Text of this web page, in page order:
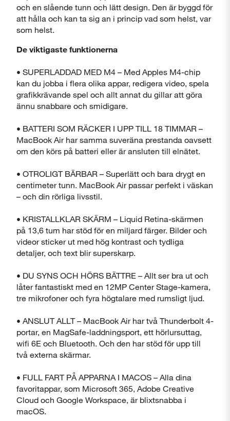
och en slående tunn och lätt design. Den är byggd för
att hålla och kan ta sig an i princip vad som helst, var
som helst.
De viktigaste funktionerna
• SUPERLADDAD MED M4 – Med Apples M4-chip
kan du jobba i flera olika appar, redigera video, spela
grafikkrävande spel och allt annat du gillar att göra
ännu snabbare och smidigare.
• BATTERI SOM RÄCKER I UPP TILL 18 TIMMAR –
MacBook Air har samma suveräna prestanda oavsett
om den körs på batteri eller är ansluten till elnätet.
• OTROLIGT BÄRBAR – Superlätt och bara drygt en
centimeter tunn. MacBook Air passar perfekt i väskan
– och din rörliga livsstil.
• KRISTALLKLAR SKÄRM – Liquid Retina-skärmen
på 13,6 tum har stöd för en miljard färger. Bilder och
videor sticker ut med hög kontrast och tydliga
detaljer, och text blir superskarp.
• DU SYNS OCH HÖRS BÄTTRE – Allt ser bra ut och
låter fantastiskt med en 12MP Center Stage-kamera,
tre mikrofoner och fyra högtalare med rumsligt ljud.
• ANSLUT ALLT – MacBook Air har två Thunderbolt 4-
portar, en MagSafe-laddningsport, ett hörlursuttag,
wifi 6E och Bluetooth. Och den har stöd för upp till
två externa skärmar.
• FULL FART PÅ APPARNA I MACOS – Alla dina
favoritappar, som Microsoft 365, Adobe Creative
Cloud och Google Workspace, är blixtsnabba i
macOS.